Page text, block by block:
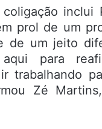
inclui
prol de um
de um jeito
aqui para
trabalhando
Zé